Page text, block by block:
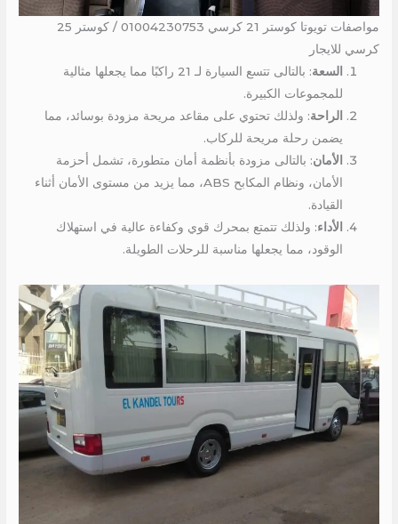
مواصفات تويوتا كوستر 21 كرسي 01004230753 / كوستر 25
كرسي للايجار
السعة
: بالتالى تتسع السيارة لـ 21 راكبًا مما يجعلها مثالية
للمجموعات الكبيرة.
الراحة: ولذلك تحتوي على مقاعد مريحة مزودة بوسائد، مما
يضمن رحلة مريحة للركاب.
الأمان: بالتالى مزودة بأنظمة أمان متطورة، تشمل أحزمة
الأمان، ونظام المكابح ABS، مما يزيد من مستوى الأمان أثناء
القيادة.
الأداء: ولذلك تتمتع بمحرك قوي وكفاءة عالية في استهلاك
الوقود، مما يجعلها مناسبة للرحلات الطويلة.